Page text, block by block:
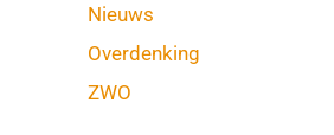
Nieuws
Overdenking
ZWO